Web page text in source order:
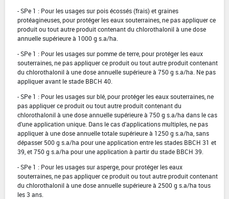
- SPe 1 : Pour les usages sur pois écossés (frais) et graines
protéagineuses, pour protéger les eaux souterraines, ne pas appliquer ce
produit ou tout autre produit contenant du chlorothalonil à une dose
annuelle supérieure à 1000 g s.a/ha.
- SPe 1 : Pour les usages sur pomme de terre, pour protéger les eaux
souterraines, ne pas appliquer ce produit ou tout autre produit contenant
du chlorothalonil à une dose annuelle supérieure à 750 g s.a/ha. Ne pas
appliquer avant le stade BBCH 40.
- SPe 1 : Pour les usages sur blé, pour protéger les eaux souterraines, ne
pas appliquer ce produit ou tout autre produit contenant du
chlorothalonil à une dose annuelle supérieure à 750 g s.a/ha dans le cas
d'une application unique. Dans le cas d'applications multiples, ne pas
appliquer à une dose annuelle totale supérieure à 1250 g s.a/ha, sans
dépasser 500 g s.a/ha pour une application entre les stades BBCH 31 et
39, et 750 g s.a/ha pour une application à partir du stade BBCH 39.
- SPe 1 : Pour les usages sur asperge, pour protéger les eaux
souterraines, ne pas appliquer ce produit ou tout autre produit contenant
du chlorothalonil à une dose annuelle supérieure à 2500 g s.a/ha tous
les 3 ans.